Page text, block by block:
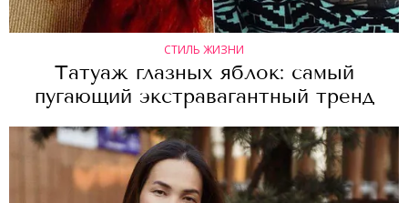
СТИЛЬ ЖИЗНИ
Татуаж глазных яблок: самый
пугающий экстравагантный тренд